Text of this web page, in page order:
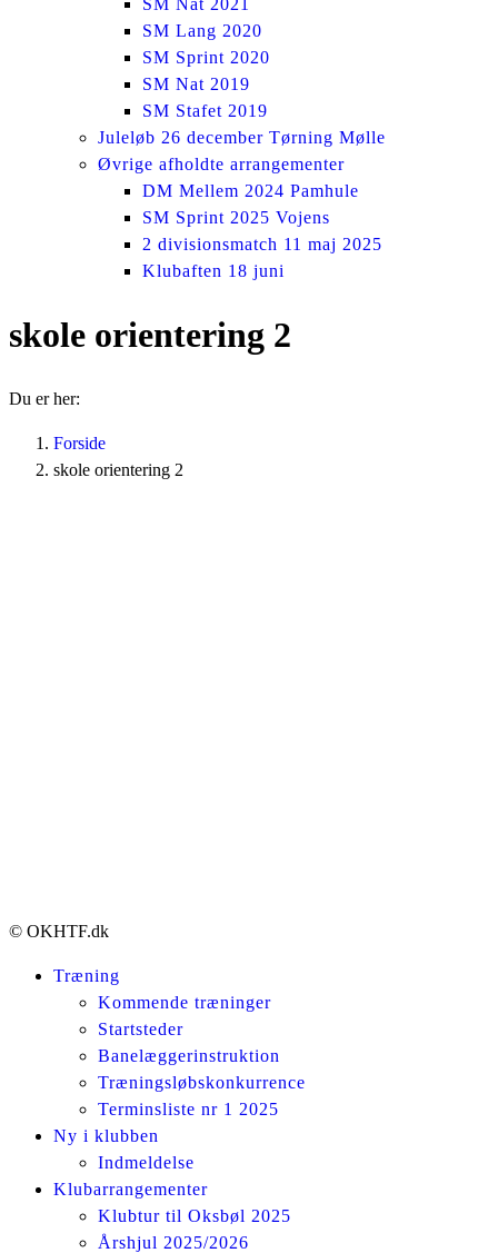
SM Nat 2021
SM Lang 2020
SM Sprint 2020
SM Nat 2019
SM Stafet 2019
Juleløb 26 december Tørning Mølle
Øvrige afholdte arrangementer
DM Mellem 2024 Pamhule
SM Sprint 2025 Vojens
2 divisionsmatch 11 maj 2025
Klubaften 18 juni
skole orientering 2
Du er her:
Forside
skole orientering 2
© OKHTF.dk
Træning
Kommende træninger
Startsteder
Banelæggerinstruktion
Træningsløbskonkurrence
Terminsliste nr 1 2025
Ny i klubben
Indmeldelse
Klubarrangementer
Klubtur til Oksbøl 2025
Årshjul 2025/2026